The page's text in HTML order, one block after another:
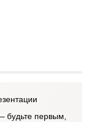
будьте первым,